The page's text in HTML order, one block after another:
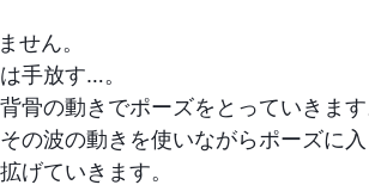
せん。
手放す…。
骨の動きでポーズをとっていきま
の波の動きを使いながらポーズに
げていきます。